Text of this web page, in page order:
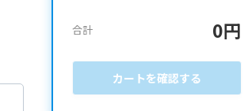
合計 0円
カートを確認する